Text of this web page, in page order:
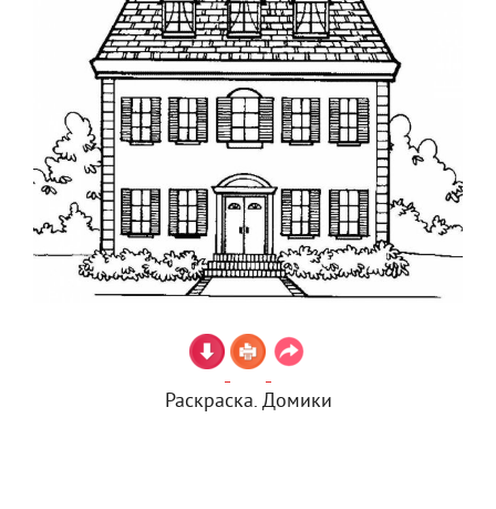
Раскраска. Домики